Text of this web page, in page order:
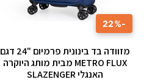
-22%
מזוודה בד בינונית פרמיום "24 דגם
METRO FLUX מבית מותג היוקרה
האנגלי SLAZENGER